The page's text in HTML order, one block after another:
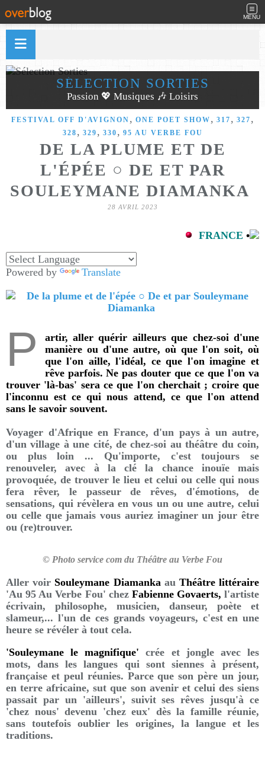
MENU
SÉLECTION SORTIES
Passion 💖 Musiques 🎶 Loisirs
FESTIVAL OFF D'AVIGNON , ONE POET SHOW , 317 , 327 ,
328 , 329 , 330 , 95 AU VERBE FOU
DE LA PLUME ET DE
L'ÉPÉE ○ DE ET PAR
SOULEYMANE DIAMANKA
28 AVRIL 2023
FRANCE •
Powered by Translate
P
artir, aller quérir ailleurs que chez-soi d'une
manière ou d'une autre, où que l'on soit, où
que l'on aille, l'idéal, ce que l'on imagine et
rêve parfois. Ne pas douter que ce que l'on va
trouver 'là-bas' sera ce que l'on cherchait ; croire que
l'inconnu est ce qui nous attend, ce que l'on attend
sans le savoir souvent.
Voyager d'Afrique en France, d'un pays à un autre,
d'un village à une cité, de chez-soi au théâtre du coin,
ou plus loin ... Qu'importe, c'est toujours se
renouveler, avec à la clé la chance inouïe mais
provoquée, de trouver le lieu et celui ou celle qui nous
fera rêver, le passeur de rêves, d'émotions, de
sensations, qui révèlera en vous un ou une autre, celui
ou celle que jamais vous auriez imaginer un jour être
ou (re)trouver.
© Photo service com du Théâtre au Verbe Fou
Aller voir Souleymane Diamankaau Théâtre littéraire
'Au 95 Au Verbe Fou' chez Fabienne Govaerts, l'artiste
écrivain, philosophe, musicien, danseur, poète et
slameur,... l'un de ces grands voyageurs, c'est en une
heure se révéler à tout cela.
'Souleymane le magnifique'crée et jongle avec les
mots, dans les langues qui sont siennes à présent,
française et peul réunies. Parce que son père un jour,
en terre africaine, sut que son avenir et celui des siens
passait par un 'ailleurs', suivit ses rêves jusqu'à ce
'chez nous' devenu 'chez eux' dès la famille réunie,
sans toutefois oublier les origines, la langue et les
traditions.